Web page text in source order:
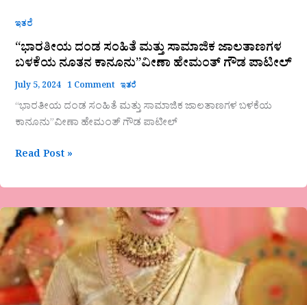
ಇತರೆ
“ಭಾರತೀಯ ದಂಡ ಸಂಹಿತೆ ಮತ್ತು ಸಾಮಾಜಿಕ ಜಾಲತಾಣಗಳ
ಬಳಕೆಯ ನೂತನ ಕಾನೂನು”ವೀಣಾ ಹೇಮಂತ್ ಗೌಡ ಪಾಟೀಲ್
July 5, 2024 1 Comment ಇತರೆ
“ಭಾರತೀಯ ದಂಡ ಸಂಹಿತೆ ಮತ್ತು ಸಾಮಾಜಿಕ ಜಾಲತಾಣಗಳ ಬಳಕೆಯ
ಕಾನೂನು”ವೀಣಾ ಹೇಮಂತ್ ಗೌಡ ಪಾಟೀಲ್
Read Post »
ಟಿ.ದಾದಾಪೀರ್
ತರೀಕೆರೆ
ಅವರ
ಕವಿತೆ-
ಗೋಲ್ಡನ್
ಟೆಂಪಲ್